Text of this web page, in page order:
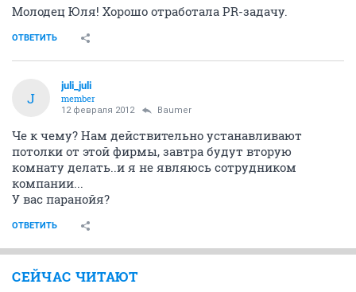
Молодец Юля! Хорошо отработала PR-задачу.
ОТВЕТИТЬ
J
juli_juli
member
12 февраля 2012 Baumer
Че к чему? Нам действительно устанавливают
потолки от этой фирмы, завтра будут вторую
комнату делать..и я не являюсь сотрудником
компании...
У вас паранойя?
ОТВЕТИТЬ
СЕЙЧАС ЧИТАЮТ